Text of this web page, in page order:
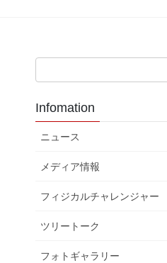
Infomation
ニュース
メディア情報
フィジカルチャレンジャー
ツリートーク
フォトギャラリー